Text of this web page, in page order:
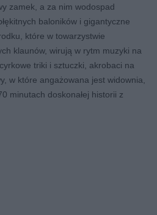
zamek, a za nim wodospad
baloników i gigantyczne
które w towarzystwie
klaunów, wirują w rytm muzyki na
triki i sztuczki, akrobaci na
w które angażowana jest widownia,
minutach doskonałej historii z